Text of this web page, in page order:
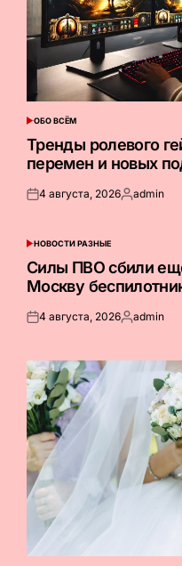
ОПУБЛИКОВАНО
В
ОБО ВСЁМ
Тренды ролевого
перемен и новых
Опубликовано
4 августа, 2026Запись
admin
ОПУБЛИКОВАНО
НОВОСТИ РАЗНЫЕ
Силы ПВО сбили
Москву
Опубликовано
4 августа, 2026Запись
admin